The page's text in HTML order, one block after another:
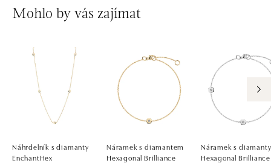
Mohlo by vás zajímat
Náhrdelník s diamanty
EnchantHex
Náramek s diamantem
Hexagonal Brilliance
Náramek s diamanty
Hexagonal Brilliance